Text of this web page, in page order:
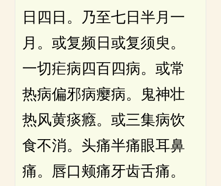
日四日。乃至七日半月一
月。或复频日或复须臾。
一切疟病四百四病。或常
热病偏邪病瘿病。鬼神壮
热风黄痰癊。或三集病饮
食不消。头痛半痛眼耳鼻
痛。唇口颊痛牙齿舌痛。